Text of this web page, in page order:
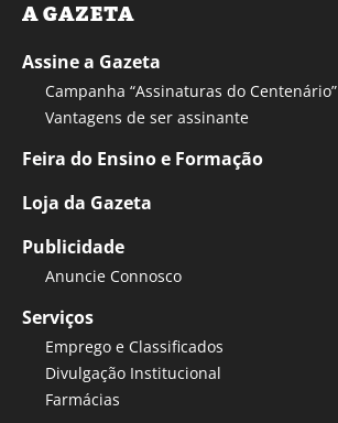
A GAZETA
Assine a Gazeta
Campanha “Assinaturas do Centenário”
Vantagens de ser assinante
Feira do Ensino e Formação
Loja da Gazeta
Publicidade
Anuncie Connosco
Serviços
Emprego e Classificados
Divulgação Institucional
Farmácias